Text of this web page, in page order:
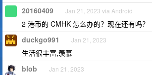
20160409 Jan 21, 2023 via Android
2 港币的 CMHK 怎么办的？现在还有吗？
duckgo991 Jan 21, 2023
生活很丰富,羡慕
blob Jan 21, 2023